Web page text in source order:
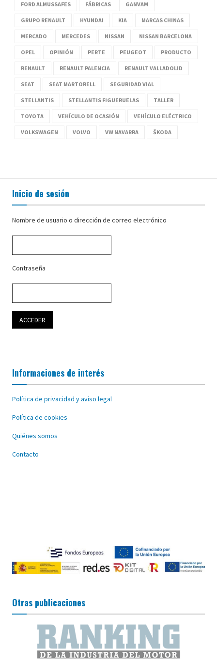
FORD ALMUSSAFES FÁBRICAS GANVAM
GRUPO RENAULT HYUNDAI KIA MARCAS CHINAS
MERCADO MERCEDES NISSAN NISSAN BARCELONA
OPEL OPINIÓN PERTE PEUGEOT PRODUCTO
RENAULT RENAULT PALENCIA RENAULT VALLADOLID
SEAT SEAT MARTORELL SEGURIDAD VIAL
STELLANTIS STELLANTIS FIGUERUELAS TALLER
TOYOTA VEHÍCULO DE OCASIÓN VEHÍCULO ELÉCTRICO
VOLKSWAGEN VOLVO VW NAVARRA ŠKODA
Inicio de sesión
Nombre de usuario o dirección de correo electrónico
Contraseña
Informaciones de interés
Política de privacidad y aviso legal
Política de cookies
Quiénes somos
Contacto
Otras publicaciones